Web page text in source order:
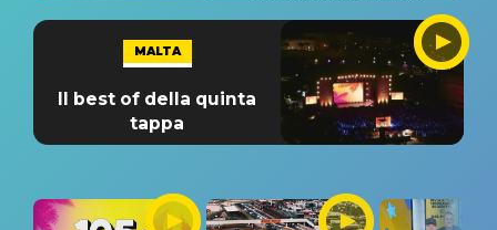
MALTA
Il best of della quinta
tappa